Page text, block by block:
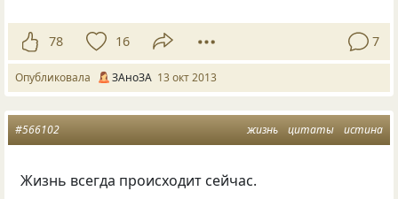
78 16 7
Опубликовала ЗАноЗА 13 окт 2013
жизнь цитаты истина
#566102
Жизнь всегда происходит сейчас.